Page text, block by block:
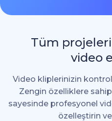
Tüm
video
Video kliplerinizin
Zengin özelliklere
sayesinde profesyonel
özelleştirin ve